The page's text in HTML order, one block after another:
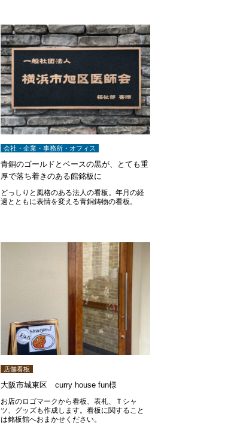
会社・企業・事務所・オフィス
青銅のゴールドとベースの黒が、とても重
厚で落ち着きのある館銘板に
どっしりと風格のある法人の看板。年月の経
過とともに表情を変える青銅鋳物の看板。
店舗看板
大阪市城東区 curry house fun様
お店のロゴマークから看板、表札、Ｔシャ
ツ、グッズも作成します。看板に関すること
は銘板館へおまかせください。